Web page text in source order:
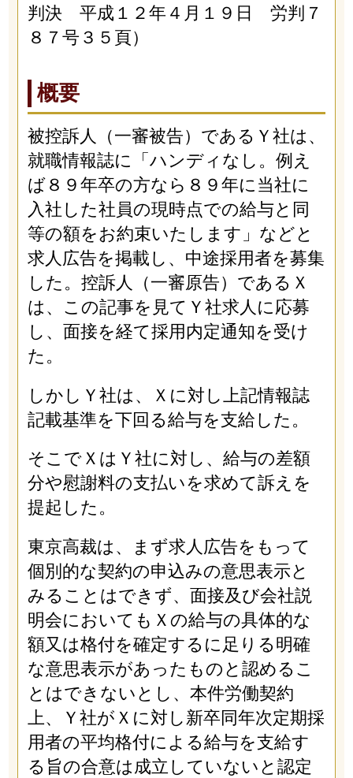
判決 平成１２年４月１９日 労判７
８７号３５頁）
概要
被控訴人（一審被告）であるＹ社は、
就職情報誌に「ハンディなし。例え
ば８９年卒の方なら８９年に当社に
入社した社員の現時点での給与と同
等の額をお約束いたします」などと
求人広告を掲載し、中途採用者を募集
した。控訴人（一審原告）であるＸ
は、この記事を見てＹ社求人に応募
し、面接を経て採用内定通知を受け
た。
しかしＹ社は、Ｘに対し上記情報誌
記載基準を下回る給与を支給した。
そこでＸはＹ社に対し、給与の差額
分や慰謝料の支払いを求めて訴えを
提起した。
東京高裁は、まず求人広告をもって
個別的な契約の申込みの意思表示と
みることはできず、面接及び会社説
明会においてもＸの給与の具体的な
額又は格付を確定するに足りる明確
な意思表示があったものと認めるこ
とはできないとし、本件労働契約
上、Ｙ社がＸに対し新卒同年次定期採
用者の平均格付による給与を支給す
る旨の合意は成立していないと認定